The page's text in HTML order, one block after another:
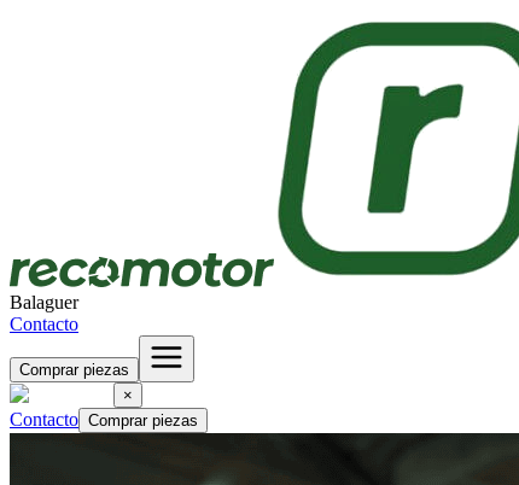
Balaguer
Contacto
Comprar piezas
×
Contacto Comprar piezas